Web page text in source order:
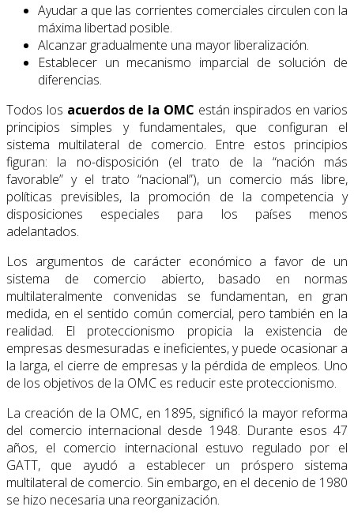
Ayudar a que las corrientes comerciales circulen con la
máxima libertad posible.
Alcanzar gradualmente una mayor liberalización.
Establecer un mecanismo imparcial de solución de
diferencias.
Todos los acuerdos de la OMC están inspirados en varios
principios simples y fundamen­tales, que configuran el
sistema multilateral de comercio. Entre estos principios
figuran: la no-disposición (el trato de la “nación más
favorable” y el trato “nacional”), un comercio más libre,
políticas previsibles, la promoción de la competencia y
disposiciones especia­les para los países menos
adelantados.
Los argumentos de carácter económico a favor de un
sistema de comercio abierto, basado en normas
multilateralmente convenidas se fundamentan, en gran
medida, en el sentido común comercial, pero también en la
realidad. El proteccionismo propicia la existencia de
empresas desmesuradas e ineficientes, y puede ocasionar a
la larga, el cierre de empresas y la pérdida de empleos. Uno
de los objetivos de la OMC es reducir este proteccionismo.
La creación de la OMC, en 1895, significó la mayor reforma
del comercio internacional desde 1948. Durante esos 47
años, el comercio internacional estuvo regulado por el
GATT, que ayudó a establecer un próspero sistema
multilateral de comercio. Sin embargo, en el decenio de 1980
se hizo necesaria una reorganización.